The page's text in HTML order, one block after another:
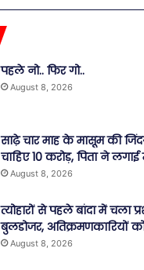
पहले नो.. फिर गो..
August 8, 2026
साढ़े चार माह के मासूम की
चाहिए 10 करोड़, पिता ने
August 8, 2026
त्योहारों से पहले बांदा में चला
बुलडोजर, अतिक्रमणकारियों
August 8, 2026